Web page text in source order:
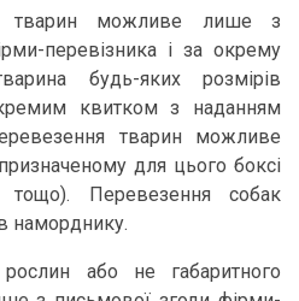
тварин можливе лише з
перевізника і за окрему
будь-яких розмірів
квитком з наданням
тварин можливе
для цього боксі
тощо). Перевезення собак
наморднику.
або не габаритного